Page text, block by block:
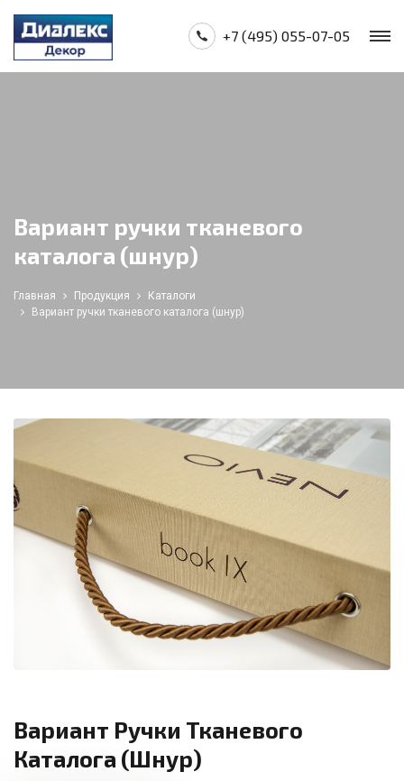
+7 (495) 055-07-05
Вариант ручки тканевого
каталога (шнур)
Главная Продукция
Каталоги
Вариант ручки тканевого каталога (шнур)
Вариант Ручки Тканевого
Каталога (шнур)